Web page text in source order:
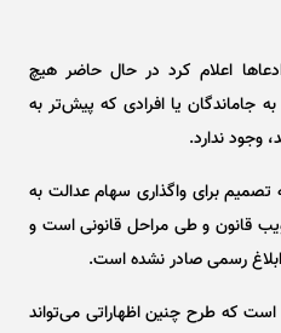
اعلام کرد در حال حاضر هیچ
جاماندگان یا افرادی که پیش‌تر به
وجود ندارد.
تصمیم برای واگذاری سهام عدالت به
قانون و طی مراحل قانونی است و
رسمی صادر نشده است.
که طرح چنین اظهاراتی می‌تواند